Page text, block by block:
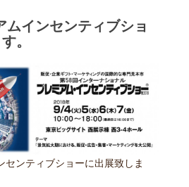
ムインセンティブショ
。
センティブショーに出展致しま